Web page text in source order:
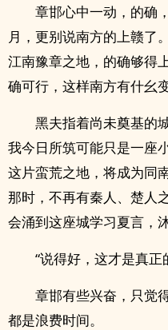
章邯心中一动，的确
月，更别说南方的上赣了
江南豫章之地，的确够得
确可行，这样南方有什幺
黑夫指着尚未奠基的
我今日所筑可能只是一座
这片蛮荒之地，将成为同
那时，不再有秦人、楚人
会涌到这座城学习夏言，
“说得好，这才是真正
章邯有些兴奋，只觉
都是浪费时间。